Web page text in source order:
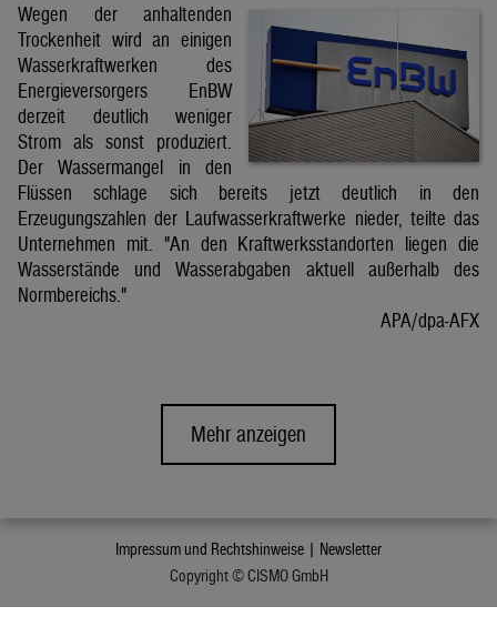
Wegen der anhaltenden
Trockenheit wird an einigen
Wasserkraftwerken des
Energieversorgers EnBW
derzeit deutlich weniger
Strom als sonst produziert.
Der Wassermangel in den
Flüssen schlage sich bereits jetzt deutlich in den
Erzeugungszahlen der Laufwasserkraftwerke nieder, teilte das
Unternehmen mit. "An den Kraftwerksstandorten liegen die
Wasserstände und Wasserabgaben aktuell außerhalb des
Normbereichs."
APA/dpa-AFX
Mehr anzeigen
Impressum und Rechtshinweise | Newsletter
Copyright © CISMO GmbH